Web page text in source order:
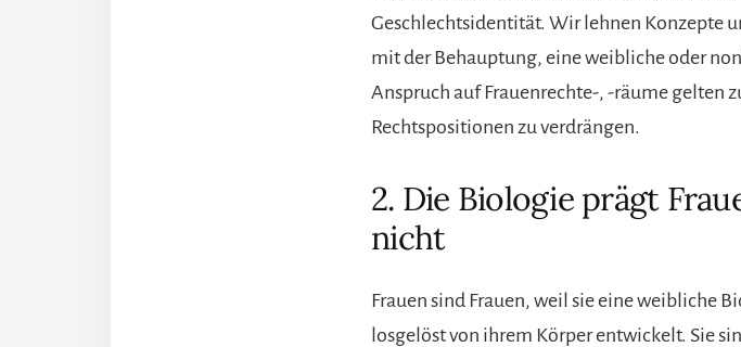
Geschlechtsidentität. Wir lehnen Konzepte
mit der Behauptung, eine weibliche oder
Anspruch auf Frauenrechte-, -räume gelten
Rechtspositionen zu verdrängen.
2. Die Biologie prägt
nicht
Frauen sind Frauen, weil sie eine weibliche
losgelöst von ihrem Körper entwickelt. Sie